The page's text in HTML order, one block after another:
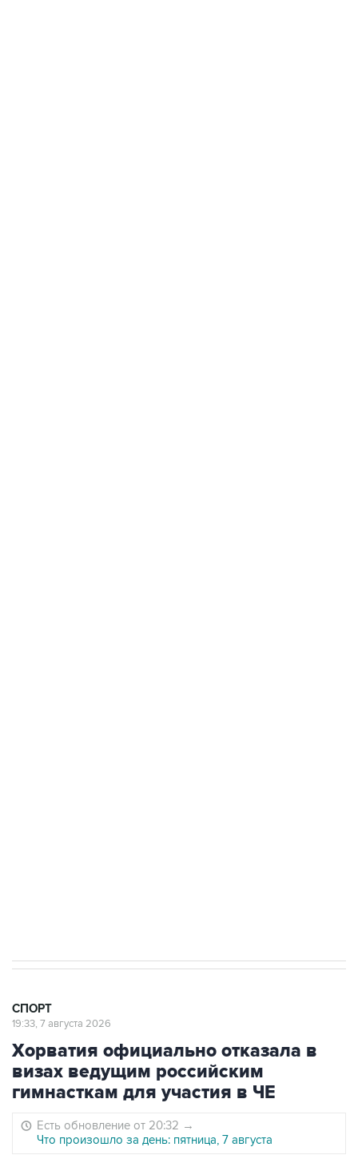
СПОРТ
19:33, 7 августа 2026
Хорватия официально отказала в
визах ведущим российским
гимнасткам для участия в ЧЕ
Есть обновление от 20:32 →
Что произошло за день: пятница, 7 августа